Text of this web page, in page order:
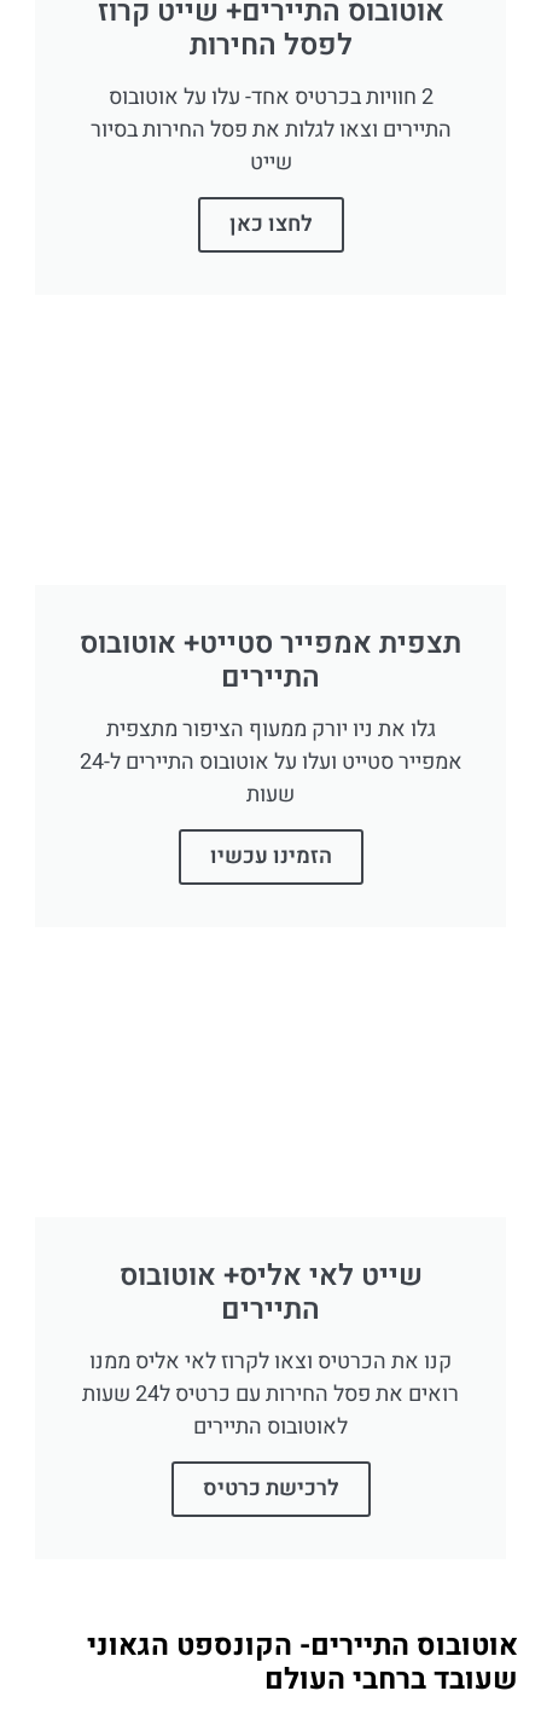
אוטובוס התיירים+ שייט קרוז
לפסל החירות
2 חוויות בכרטיס אחד- עלו על אוטובוס
התיירים וצאו לגלות את פסל החירות בסיור
שייט
לחצו כאן
תצפית אמפייר סטייט+ אוטובוס
התיירים
גלו את ניו יורק ממעוף הציפור מתצפית
אמפייר סטייט ועלו על אוטובוס התיירים ל-24
שעות
הזמינו עכשיו
שייט לאי אליס+ אוטובוס
התיירים
קנו את הכרטיס וצאו לקרוז לאי אליס ממנו
רואים את פסל החירות עם כרטיס ל24 שעות
לאוטובוס התיירים
לרכישת כרטיס
אוטובוס התיירים- הקונספט הגאוני
שעובד ברחבי העולם